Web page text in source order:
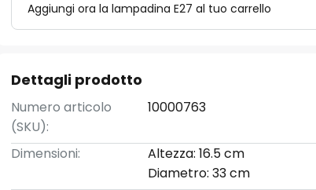
Aggiungi ora la lampadina E27 al tuo carrello
Dettagli prodotto
Numero articolo
(SKU):
10000763
Dimensioni:
Altezza: 16.5 cm
Diametro: 33 cm